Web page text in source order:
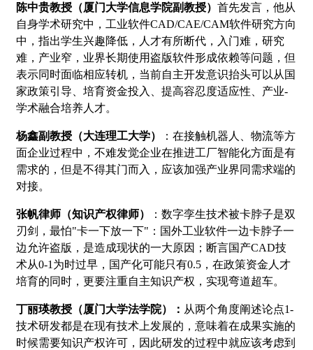
陈中贵教授（厦门大学信息学院副教授） 首先发言，他从
自身学术研究中，工业软件CAD/CAE/CAM软件研究方向
中，指出学生兴趣降低，人才有所断代，入门难，研究
难，产业窄，业界长期使用盗版软件形成依赖等问题，但
表示同时面临相应转机，当前自主开发意识抬头可以从国
家政策引导、培育资金投入、提高容忍度适应性、产业-
学术融合培养人才。
杨鑫副教授（大连理工大学）
：在接触机器人、物流等方
面企业过程中，不难发觉企业在推进工厂智能化方面是有
需求的，但是不得其门而入，应该加强产业界同需求端的
对接。
张帆律师（知识产权律师）
：数字孪生技术被卡脖子是双
刃剑，最怕"卡一下放一下"：国外工业软件一边卡脖子一
边允许盗版，是造成现状的一大原因；断言国产CAD技
术从0-1为时过早，国产化可能只有0.5，在政策资金人才
培育的同时，更要注重自主知识产权，实现弯道超车。
丁丽瑛教授（厦门大学法学院）： 从两个角度阐述论点1-
技术研发都是在现有技术上发展的，意味着在成果实施的
时候需要知识产权许可，因此研发的过程中就应该考虑到